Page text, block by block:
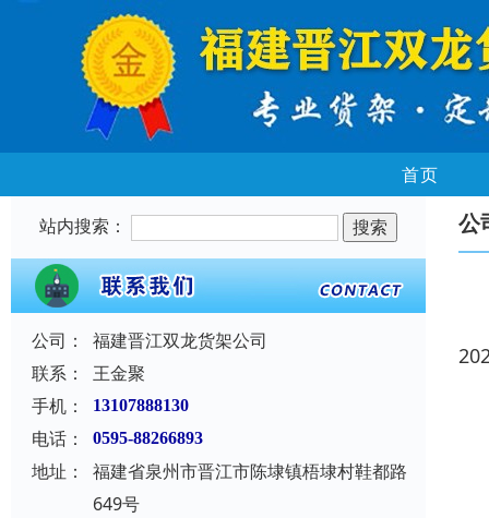
首页
站内搜索：
公司：
福建晋江双龙货架公司
联系：
王金聚
手机：
13107888130
电话： 0595-88266893
地址：
福建省泉州市晋江市陈埭镇梧埭村鞋都路
649号
公